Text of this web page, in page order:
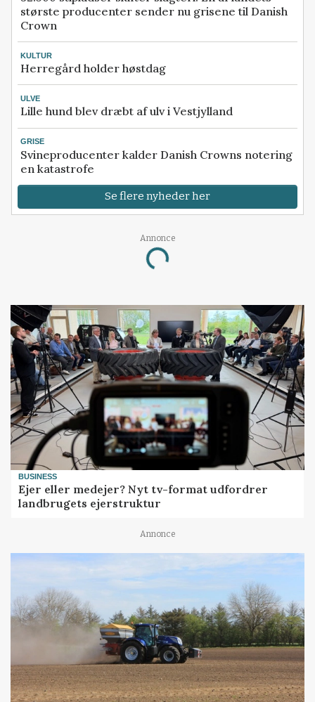
største producenter sender nu grisene til Danish
Crown
KULTUR
Herregård holder høstdag
ULVE
Lille hund blev dræbt af ulv i Vestjylland
GRISE
Svineproducenter kalder Danish Crowns notering
en katastrofe
Se flere nyheder her
Annonce
Loading...
BUSINESS
Ejer eller medejer? Nyt tv-format udfordrer
landbrugets ejerstruktur
Annonce